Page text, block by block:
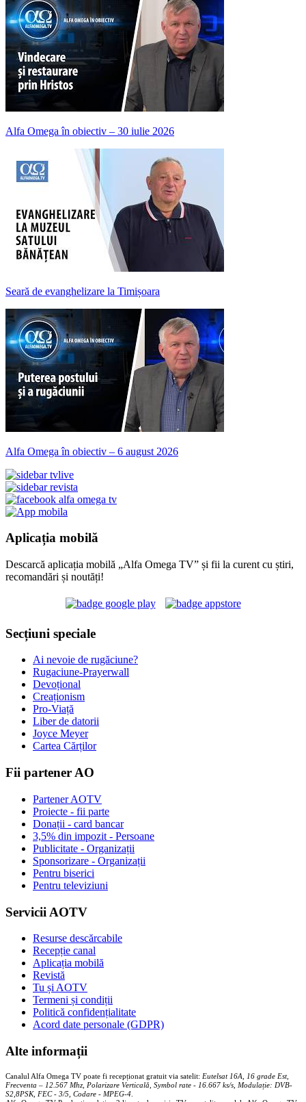
Alfa Omega în obiectiv – 30 iulie 2026
Seară de evanghelizare la Timișoara
Alfa Omega în obiectiv – 6 august 2026
Aplicația mobilă
Descarcă aplicația mobilă „Alfa Omega TV” și fii la curent cu știri,
recomandări și noutăți!
Secțiuni speciale
Ai nevoie de rugăciune?
Rugaciune-Prayerwall
Devoțional
Creaționism
Pro-Viață
Liber de datorii
Joyce Meyer
Cartea Cărților
Fii partener AO
Partener AOTV
Proiecte - fii parte
Donații - card bancar
3,5% din impozit - Persoane
Publicitate - Organizații
Sponsorizare - Organizații
Pentru biserici
Pentru televiziuni
Servicii AOTV
Resurse descărcabile
Recepție canal
Aplicația mobilă
Revistă
Tu și AOTV
Termeni și condiții
Politică confidențialitate
Acord date personale (GDPR)
Alte informații
Canalul Alfa Omega TV poate fi recepționat gratuit via satelit: Eutelsat 16A, 16 grade Est,
Frecventa – 12.567 Mhz, Polarizare Verticală, Symbol rate - 16.667 ks/s, Modulație: DVB-
S2,8PSK, FEC - 3/5, Codare - MPEG-4